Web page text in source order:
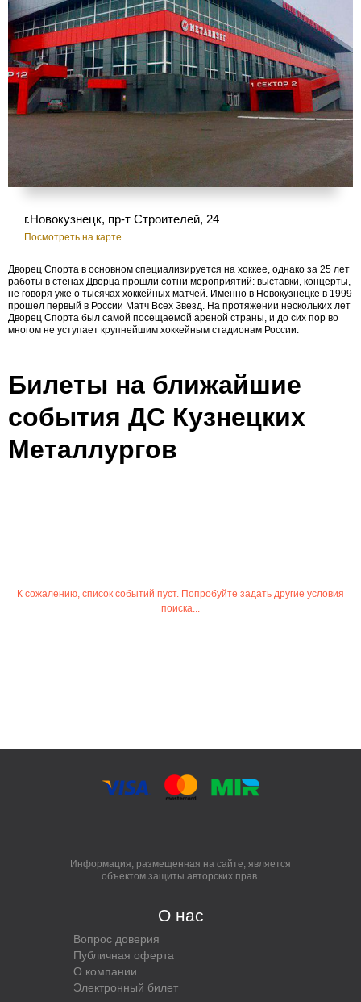
г.Новокузнецк, пр-т Строителей, 24
Посмотреть на карте
Дворец Спорта в основном специализируется на хоккее, однако за 25 лет
работы в стенах Дворца прошли сотни мероприятий: выставки, концерты,
не говоря уже о тысячах хоккейных матчей. Именно в Новокузнецке в 1999
прошел первый в России Матч Всех Звезд. На протяжении нескольких лет
Дворец Спорта был самой посещаемой ареной страны, и до сих пор во
многом не уступает крупнейшим хоккейным стадионам России.
Билеты на ближайшие
события ДС Кузнецких
Металлургов
К сожалению, список событий пуст. Попробуйте задать другие условия
поиска...
Информация, размещенная на сайте, является
объектом защиты авторских прав.
О нас
Вопрос доверия
Публичная оферта
О компании
Электронный билет